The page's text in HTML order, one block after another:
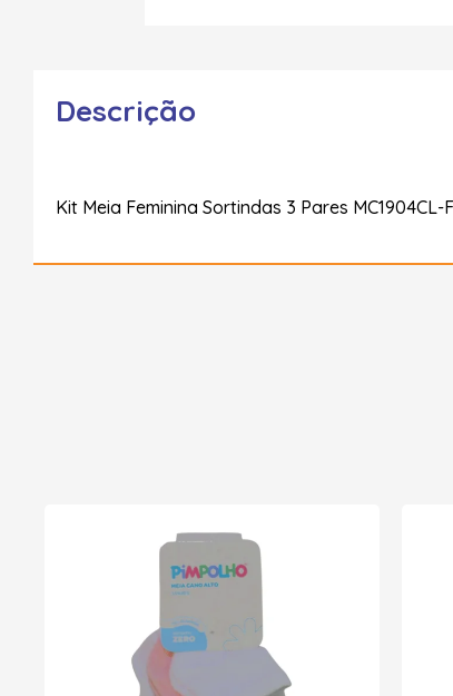
Descrição
Kit Meia Feminina Sortindas 3 Pares MC1904CL-